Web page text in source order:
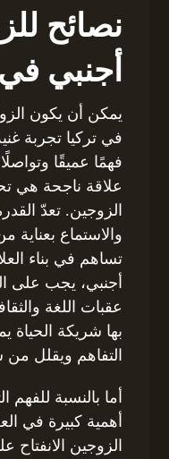
نصائح
أجنبي
يمكن أن يكون
في تركيا تجربة
فهمًا عميقًا
علاقة ناجحة هي
الزوجين. تعدّ
والاستماع بعناية
تساهم في بناء
أجنبي، يجب على
عقبات اللغة
بها شريكة
التفاهم ويقلل من
أما بالنسبة للفهم
أهمية كبيرة في
الزوجين